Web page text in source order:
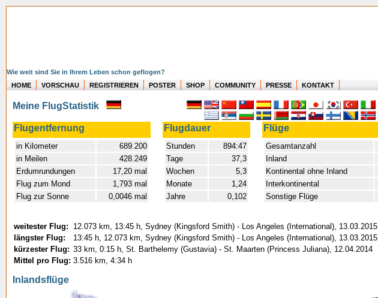
Wie weit sind Sie in Ihrem Leben schon geflogen?
HOME
VORSCHAU REGISTRIEREN POSTER SHOP COMMUNITY PRESSE KONTAKT
Meine FlugStatistik
Flugentfernung Flugdauer Flüge
in Kilometer
689.200
in Meilen
428.249
Erdumrundungen
17,20 mal
Flug zum Mond
1,793 mal
Flug zur Sonne
0,0046 mal
Stunden
894:47
Tage
37,3
Wochen
5,3
Monate
1,24
Jahre
0,102
Gesamtanzahl
Inland
Kontinental ohne Inland
Interkontinental
Sonstige Flüge
weitester Flug:
12.073 km, 13:45 h, Sydney (Kingsford Smith) - Los Angeles (International), 13.03.2015
längster Flug:
13:45 h, 12.073 km, Sydney (Kingsford Smith) - Los Angeles (International), 13.03.2015
kürzester Flug: 33 km, 0:15 h, St. Barthelemy (Gustavia) - St. Maarten (Princess Juliana), 12.04.2014
Mittel pro Flug: 3.516 km, 4:34 h
Inlandsflüge